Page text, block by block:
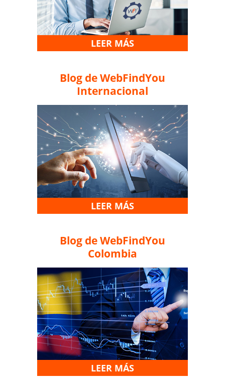
LEER MÁS
Blog de WebFindYou
Internacional
LEER MÁS
Blog de WebFindYou
Colombia
LEER MÁS